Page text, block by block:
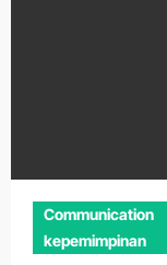
Communication
kepemimpinan